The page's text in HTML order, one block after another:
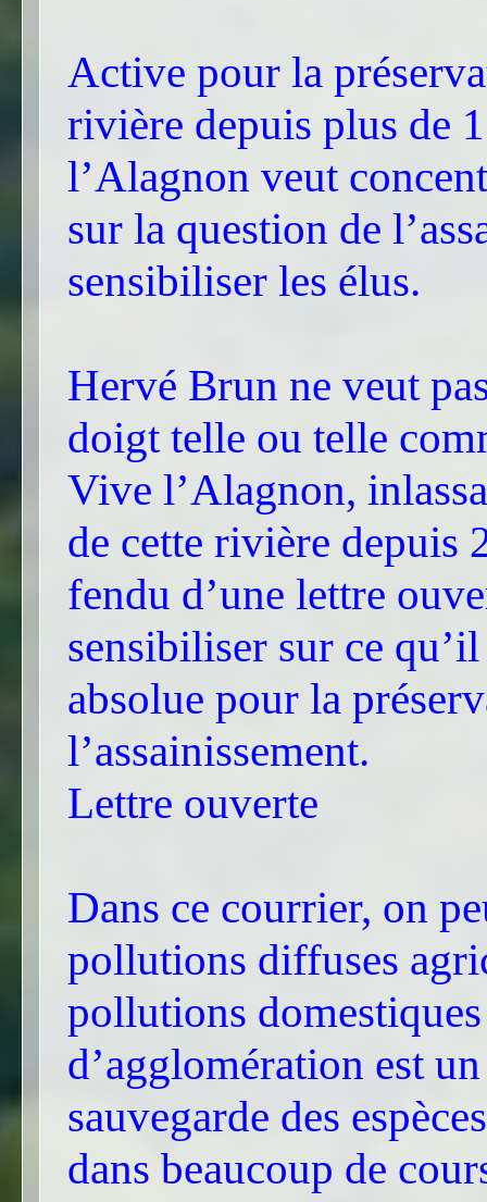
Active pour la
rivière depuis plus de
l’Alagnon veut
sur la question de
sensibiliser les élus.
Hervé Brun ne veut
doigt telle ou telle
Vive l’Alagnon,
de cette rivière depuis
fendu d’une lettre
sensibiliser sur ce
absolue pour la
l’assainissement.
Lettre ouverte
Dans ce courrier, on
pollutions diffuses
pollutions
d’agglomération est
sauvegarde des
dans beaucoup de